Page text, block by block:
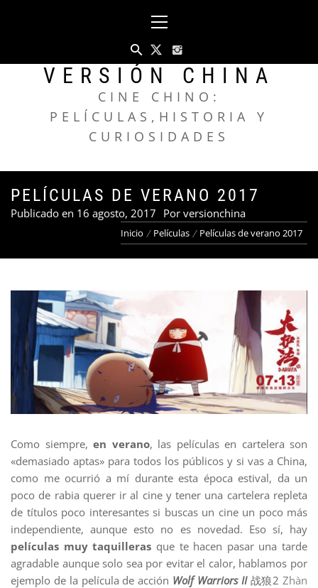
principal
VERSIÓN CHINA
CINE CHINO:
PELÍCULAS,HISTORIA Y
CURIOSIDADES
PELÍCULAS DE VERANO 2017
Publicado en 16 agosto, 2017 Por versionchina
Inicio Películas Películas de verano 2017
Como siempre, en verano, las películas en cartelera son
«demasiado aptas» para todos los públicos y si vas a China,
como me ocurrió a mí durante esta época estival, da un
poco de rabia querer ir al cine y tener una cartelera repleta
de títulos poco interesantes si buscas un cine un poco más
independiente, aunque esto no es novedad. Eso sí, hay
películas muy taquilleras que te hacen pasar una tarde
agradable aunque solo sea por evitar el calor, hablamos por
ejemplo de la película de acción Wolf Warriors II 战狼2 Zhàn